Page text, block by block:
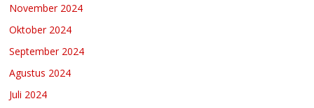
November 2024
Oktober 2024
September 2024
Agustus 2024
Juli 2024